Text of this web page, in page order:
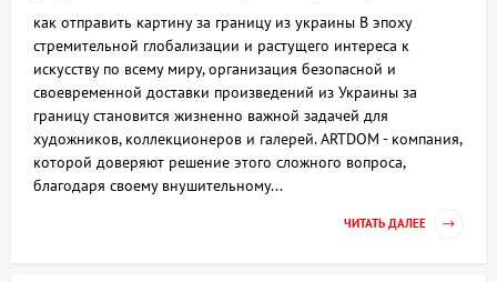
как отправить картину за границу из украины В эпоху
стремительной глобализации и растущего интереса к
искусству по всему миру, организация безопасной и
своевременной доставки произведений из Украины за
границу становится жизненно важной задачей для
художников, коллекционеров и галерей. ARTDOM - компания,
которой доверяют решение этого сложного вопроса,
благодаря своему внушительному...
ЧИТАТЬ ДАЛЕЕ